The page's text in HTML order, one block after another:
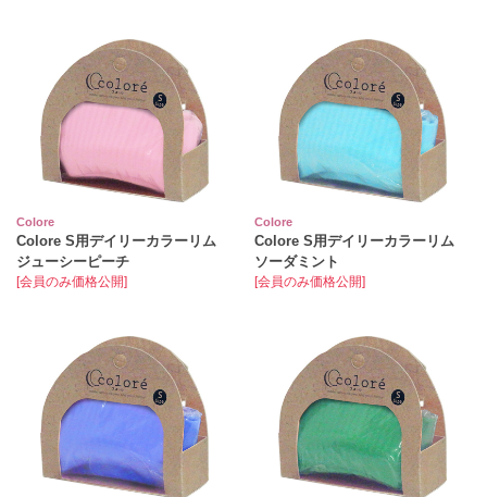
Colore
Colore S用デイリーカラーリム
ジューシーピーチ
[会員のみ価格公開]
Colore
Colore S用デイリーカラーリム
ソーダミント
[会員のみ価格公開]